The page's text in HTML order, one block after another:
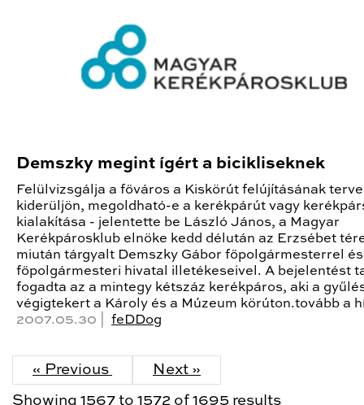
Demszky megint ígért a bicikliseknek
Felülvizsgálja a főváros a Kiskörút felújításának
kiderüljön, megoldható-e a kerékpárút vagy
kialakítása - jelentette be László János, a Magyar
Kerékpárosklub elnöke kedd délután az Erzsébet
miután tárgyalt Demszky Gábor főpolgármesterrel
főpolgármesteri hivatal illetékeseivel. A bejelentést
fogadta az a mintegy kétszáz kerékpáros, aki a
végigtekert a Károly és a Múzeum körúton.tovább a
2007.05.30 | feDDog
« Previous Next »
Showing 1567 to 1572 of 1695 results